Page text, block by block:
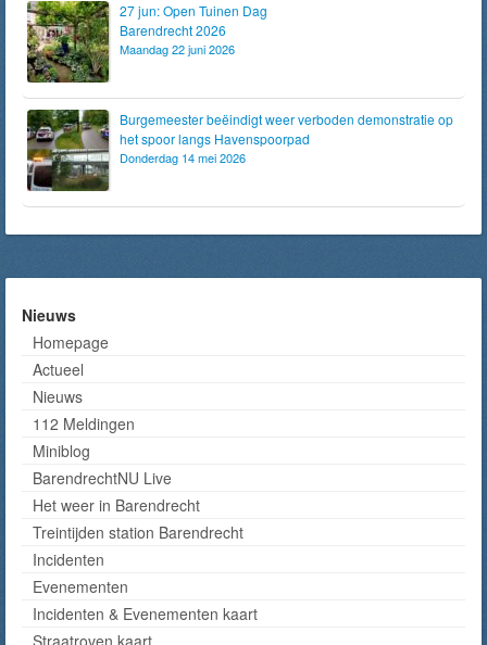
27 jun: Open Tuinen Dag
Barendrecht 2026
Maandag 22 juni 2026
Burgemeester beëindigt weer verboden demonstratie op
het spoor langs Havenspoorpad
Donderdag 14 mei 2026
Nieuws
Homepage
Actueel
Nieuws
112 Meldingen
Miniblog
BarendrechtNU Live
Het weer in Barendrecht
Treintijden station Barendrecht
Incidenten
Evenementen
Incidenten & Evenementen kaart
Straatroven kaart